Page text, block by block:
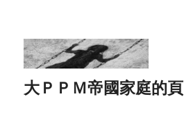
大ＰＰＭ帝國家庭的頁